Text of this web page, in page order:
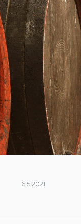
6.5.2021